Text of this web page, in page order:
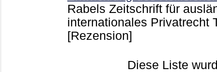
Rabels Zeitschrift für
internationales Privatrecht
[Rezension]
Diese Liste